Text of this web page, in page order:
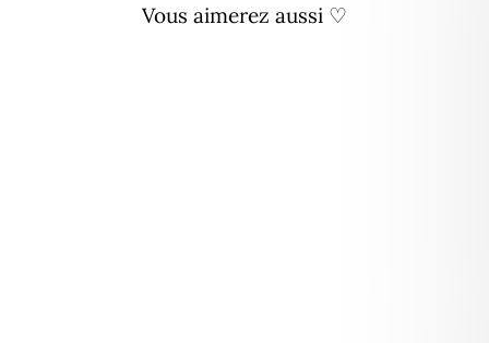
Vous aimerez aussi ♡